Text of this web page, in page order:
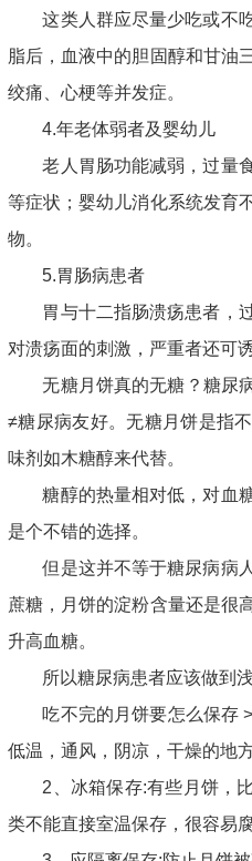
这类人群应尽量少吃或不
脂后，血液中的胆固醇和甘油
绞痛、心梗等并发症。
4.年老体弱者及婴幼儿
老人胃肠功能减弱，过量
等症状；婴幼儿消化系统发育
物。
5.胃肠病患者
胃与十二指肠溃疡患者，
对溃疡面的刺激，严重者还可
无糖月饼真的无糖？糖尿
≠糖尿病友好。无糖月饼是指
味剂如木糖醇来代替。
糖醇的热量相对低，对血
是个不错的选择。
但是这并不等于糖尿病病
蔗糖，月饼的淀粉含量还是很
升高血糖。
所以糖尿病患者应该做到
吃不完的月饼要怎么保存
低温，通风，阴凉，干燥的地方
2、冰箱保存:有些月饼，
类不能直接室温保存，很容易